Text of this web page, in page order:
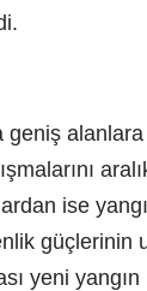
alanlara
ise
güçlerinin
yeni